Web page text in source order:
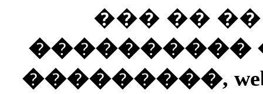
��� ��
����������
���������,